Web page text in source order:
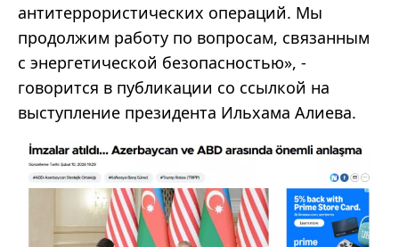
антитеррористических операций. Мы
продолжим работу по вопросам, связанным
с энергетической безопасностью», -
говорится в публикации со ссылкой на
выступление президента Ильхама Алиева.